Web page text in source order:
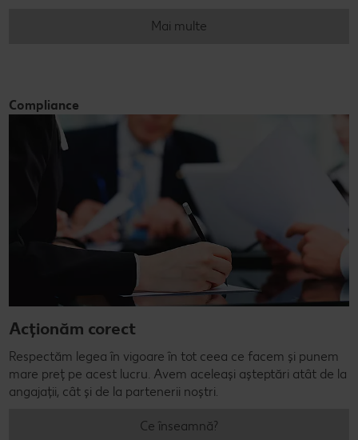
Mai multe
Compliance
Acționăm corect
Respectăm legea în vigoare în tot ceea ce facem și punem
mare preț pe acest lucru. Avem aceleași așteptări atât de la
angajații, cât și de la partenerii noștri.
Ce înseamnă?